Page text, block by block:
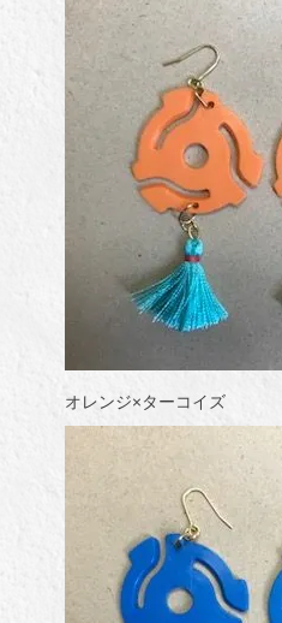
オレンジ×ターコイズ